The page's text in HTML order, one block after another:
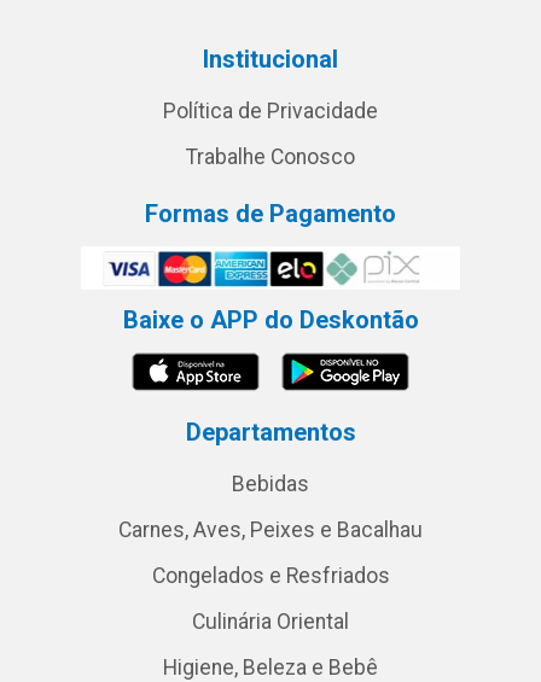
Institucional
Política de Privacidade
Trabalhe Conosco
Formas de Pagamento
Baixe o APP do Deskontão
Departamentos
Bebidas
Carnes, Aves, Peixes e Bacalhau
Congelados e Resfriados
Culinária Oriental
Higiene, Beleza e Bebê